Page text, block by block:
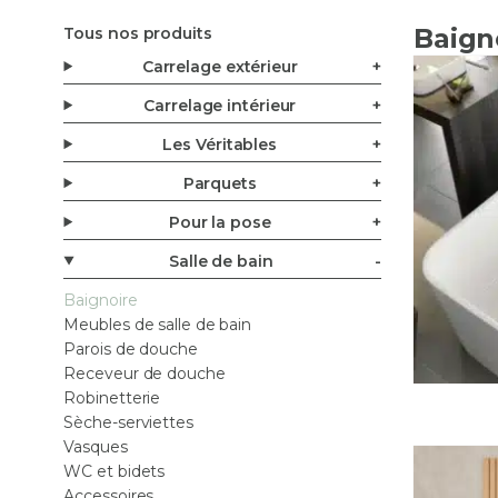
Carrelage intérieur
Carrelage mur
Carrelage salle de bain
Carrelage sol
Parement
Plan de travail cuisine
Plinthe sur-mesure
Carrelage extérieur
Carrelage anti-dérapants
Carrelage piscine
Dalle carrelage (20mm)
Parement
Les Véritables
Bejmat
Carreaux ciment
Claustras
Terrazzo
Tous nos produits
Carrelage extérieur
Carrelage intérieur
Les Véritables
Parquets
Pour la pose
Salle de bain
Baignoire
Meubles de salle de bain
Parois de douche
Receveur de douche
Robinetterie
Sèche-serviettes
Vasques
WC et bidets